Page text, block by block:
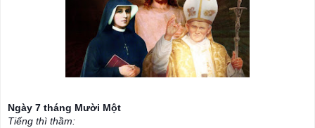
Ngày 7 tháng Mười Một
Tiếng thì thầm: